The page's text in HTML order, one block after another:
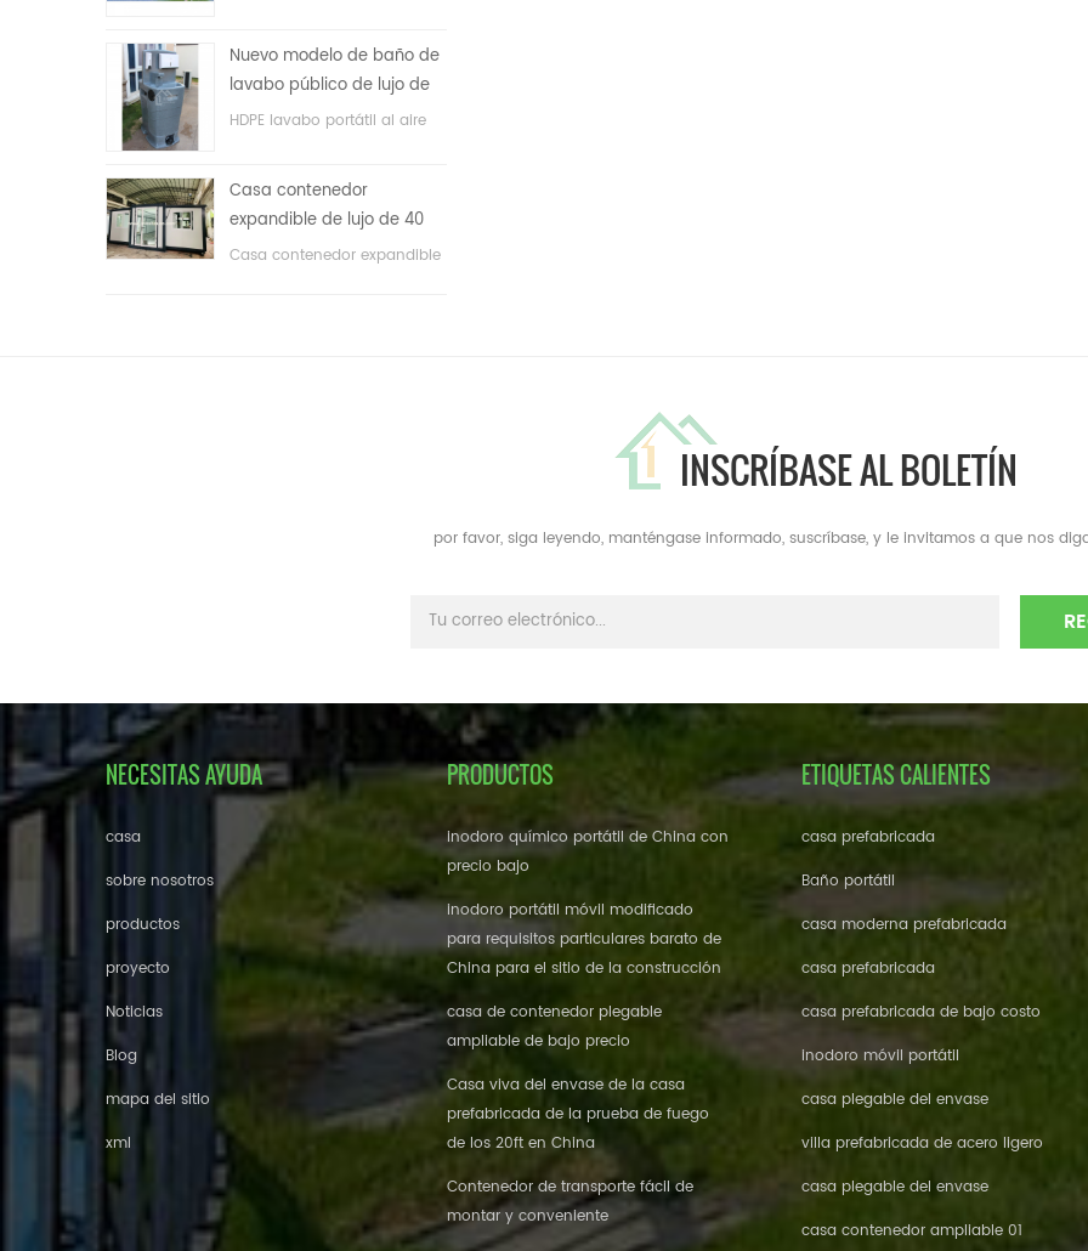
dormitorios, un baño y con
sistema eléctrico.
Nuevo modelo de baño de
lavabo público de lujo de
plástico HDPE de doble
HDPE lavabo portátil al aire
Casa contenedor
expandible de lujo de 40
pies con tres dormitorios
Casa contenedor expandible
INSCRÍBASE AL BOLETÍN
por favor, siga leyendo, manténgase informado, suscríbase, y le invitamos a que nos
NECESITAS AYUDA
casa
sobre nosotros
productos
proyecto
Noticias
Blog
mapa del sitio
xml
PRODUCTOS
inodoro químico portátil de China con
precio bajo
inodoro portátil móvil modificado
para requisitos particulares barato de
China para el sitio de la construcción
casa de contenedor plegable
ampliable de bajo precio
Casa viva del envase de la casa
prefabricada de la prueba de fuego
de los 20ft en China
Contenedor de transporte fácil de
montar y conveniente
ETIQUETAS CALIENTES
casa prefabricada
Baño portátil
casa moderna prefabricada
casa prefabricada
casa prefabricada de bajo costo
inodoro móvil portátil
casa plegable del envase
villa prefabricada de acero ligero
casa plegable del envase
casa contenedor ampliable 01